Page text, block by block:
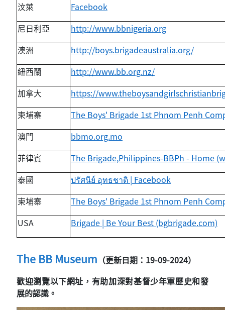
汶萊
Facebook
尼日利亞
http://www.bbnigeria.org
澳洲
http://boys.brigadeaustralia.org/
紐西蘭
http://www.bb.org.nz/
加拿大
https://
柬埔寨
The Boys' Brigade 1st Phnom Penh
澳門
bbmo.org.mo
菲律賓
The Brigade,Philippines-BBPh - Home
泰國
ปรัศนีย์ อุทธชาติ | Facebook
柬埔寨
The Boys' Brigade 1st Phnom Penh
USA
Brigade | Be Your Best (bgbrigade.com)
The BB Museum （更新日期：19-09-2024）
歡迎瀏覽以下網址，有助加深對基督少年軍歷史和發
展的認識。